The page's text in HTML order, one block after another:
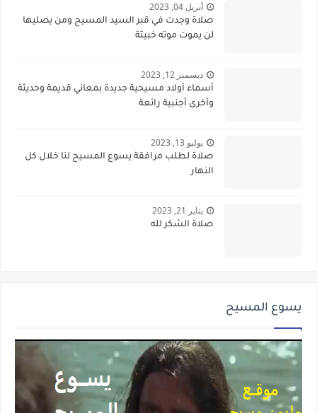
أبريل 04, 2023
صلاة وجدت في قبر السيد المسيح ومن يصليها
لن يموت موته خبيثة
ديسمبر 12, 2023
أسماء أولاد مسيحية جديدة بمعاني قديمة وحديثة
وأخرى أجنبية رائعة
يوليو 13, 2023
صلاة لطلب مرافقة يسوع المسيح لنا خلال كل
النهار
يناير 21, 2023
صلاة الشكر لله
يسوع المسيح